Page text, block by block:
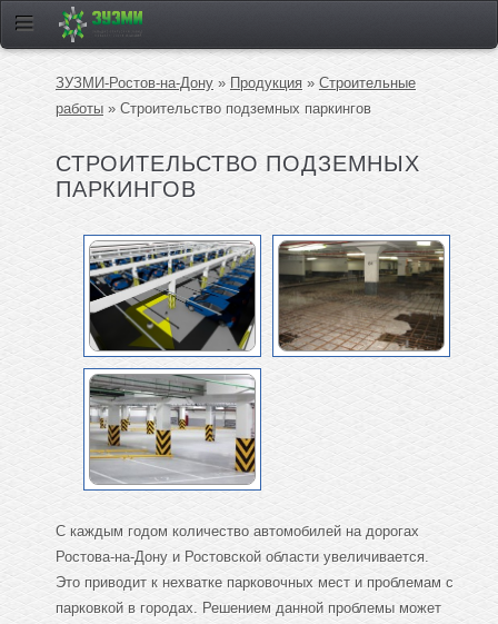
ЗУЗМИ-Ростов-на-Дону » Продукция » Строительные
работы » Строительство подземных паркингов
СТРОИТЕЛЬСТВО ПОДЗЕМНЫХ
ПАРКИНГОВ
С каждым годом количество автомобилей на дорогах
Ростова-на-Дону и Ростовской области увеличивается.
Это приводит к нехватке парковочных мест и проблемам с
парковкой в городах. Решением данной проблемы может